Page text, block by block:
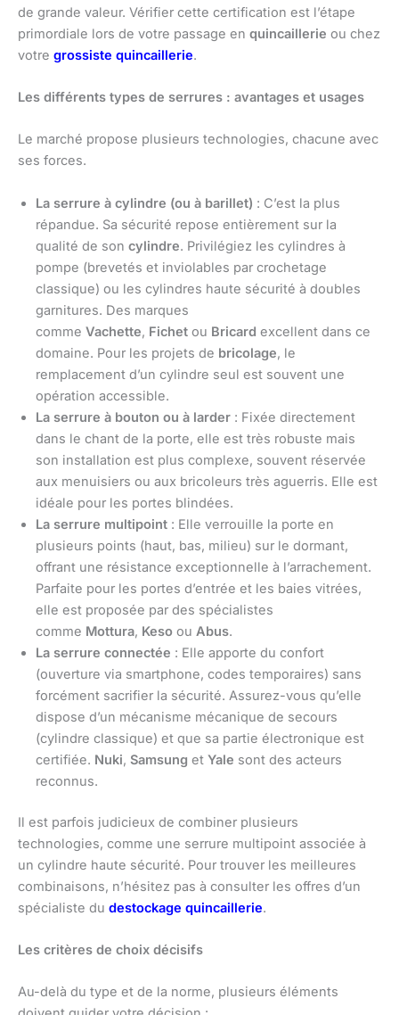
de grande valeur. Vérifier cette certification est l’étape
primordiale lors de votre passage en quincaillerie ou chez
votre grossiste quincaillerie.
Les différents types de serrures : avantages et usages
Le marché propose plusieurs technologies, chacune avec
ses forces.
La serrure à cylindre (ou à barillet) : C’est la plus
répandue. Sa sécurité repose entièrement sur la
qualité de son cylindre. Privilégiez les cylindres à
pompe (brevetés et inviolables par crochetage
classique) ou les cylindres haute sécurité à doubles
garnitures. Des marques
comme Vachette, Fichet ou Bricard excellent dans ce
domaine. Pour les projets de bricolage, le
remplacement d’un cylindre seul est souvent une
opération accessible.
La serrure à bouton ou à larder : Fixée directement
dans le chant de la porte, elle est très robuste mais
son installation est plus complexe, souvent réservée
aux menuisiers ou aux bricoleurs très aguerris. Elle est
idéale pour les portes blindées.
La serrure multipoint : Elle verrouille la porte en
plusieurs points (haut, bas, milieu) sur le dormant,
offrant une résistance exceptionnelle à l’arrachement.
Parfaite pour les portes d’entrée et les baies vitrées,
elle est proposée par des spécialistes
comme Mottura, Keso ou Abus.
La serrure connectée : Elle apporte du confort
(ouverture via smartphone, codes temporaires) sans
forcément sacrifier la sécurité. Assurez-vous qu’elle
dispose d’un mécanisme mécanique de secours
(cylindre classique) et que sa partie électronique est
certifiée. Nuki, Samsung et Yale sont des acteurs
reconnus.
Il est parfois judicieux de combiner plusieurs
technologies, comme une serrure multipoint associée à
un cylindre haute sécurité. Pour trouver les meilleures
combinaisons, n’hésitez pas à consulter les offres d’un
spécialiste du destockage quincaillerie.
Les critères de choix décisifs
Au-delà du type et de la norme, plusieurs éléments